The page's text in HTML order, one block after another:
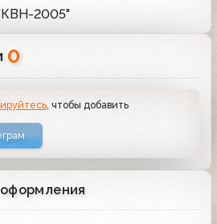
2005"
0
, чтобы добавить